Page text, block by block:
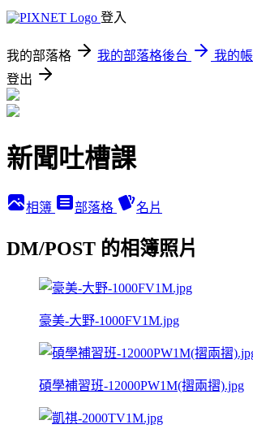
登入
我的部落格 我的部落格後台
我的
登出
新聞吐槽課
相簿 部落格 名片
DM/POST 的相簿照片
豪美-大野-1000FV1M.jpg
碩學補習班-12000PW1M(摺兩摺).jpg